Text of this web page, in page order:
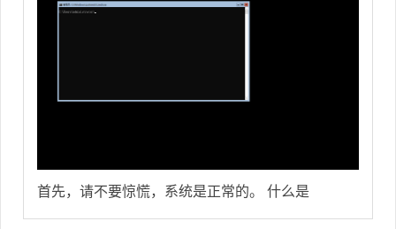
首先，请不要惊慌，系统是正常的。 什么是